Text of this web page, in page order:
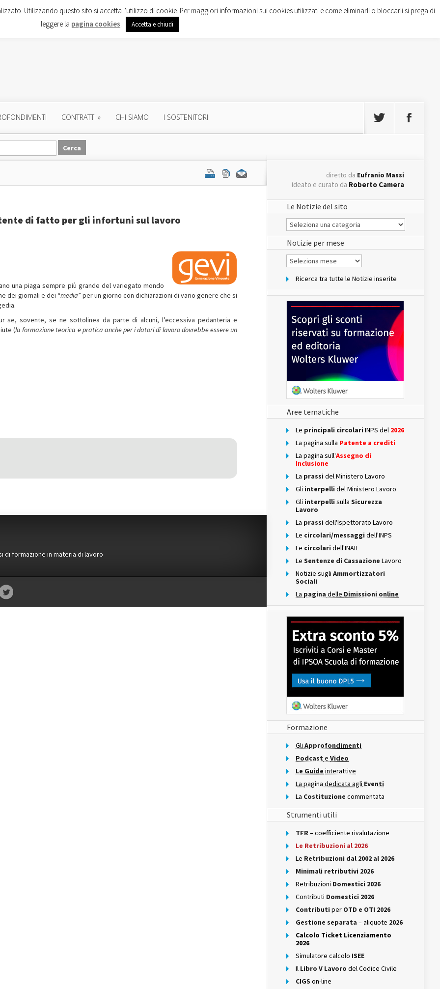
CONTRATTI » CHI SIAMO I SOSTENITORI
di fatto per gli infortuni sul lavoro
una piaga sempre più grande del variegato mondo
dei giornali e dei “media” per un giorno con dichiarazioni di vario genere che si
sovente, se ne sottolinea da parte di alcuni, l’eccessiva pedanteria e
(la formazione teorica e pratica anche per i datori di lavoro dovrebbe essere un
di formazione in materia di lavoro
diretto da Eufranio Massi
ideato e curato da Roberto Camera
Le Notizie del sito
Le
Notizie
del
sito
Notizie per mese
Notizie
per
Ricerca tra tutte le Notizie inserite
Aree tematiche
Le principali circolari INPS del 2026
La pagina sulla Patente a crediti
La pagina sull'Assegno di
Inclusione
La prassi del Ministero Lavoro
Gli interpelli del Ministero Lavoro
Gli interpelli sulla Sicurezza
Lavoro
La prassi dell'Ispettorato Lavoro
Le circolari/messaggi dell'INPS
Le circolari dell'INAIL
Le Sentenze di Cassazione Lavoro
Notizie sugli Ammortizzatori
Sociali
La pagina delle Dimissioni online
Formazione
Gli Approfondimenti
Podcast e Video
Le Guide interattive
La pagina dedicata agli Eventi
La Costituzione commentata
Strumenti utili
TFR– coefficiente rivalutazione
Le Retribuzioni al 2026
Le Retribuzioni dal 2002 al 2026
Minimali retributivi 2026
Retribuzioni Domestici 2026
Contributi Domestici 2026
Contributi per OTD e OTI 2026
Gestione separata – aliquote 2026
Calcolo Ticket Licenziamento
2026
Simulatore calcolo ISEE
Il Libro V Lavoro del Codice Civile
CIGS on-line
Utilizzando questo sito si accetta l'utilizzo di cookie. Per maggiori informazioni sui cookies utilizzati e come eliminarli o bloccarli si prega di
leggere la pagina cookies. Accetta e chiudi